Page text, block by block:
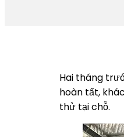
Hai tháng
hoàn tất,
thử tại chỗ.